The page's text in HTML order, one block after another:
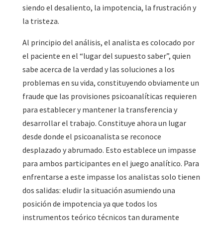
siendo el desaliento, la impotencia, la frustración y
la tristeza.
Al principio del análisis, el analista es colocado por
el paciente en el “lugar del supuesto saber”, quien
sabe acerca de la verdad y las soluciones a los
problemas en su vida, constituyendo obviamente un
fraude que las provisiones psicoanalíticas requieren
para establecer y mantener la transferencia y
desarrollar el trabajo. Constituye ahora un lugar
desde donde el psicoanalista se reconoce
desplazado y abrumado. Esto establece un impasse
para ambos participantes en el juego analítico. Para
enfrentarse a este impasse los analistas solo tienen
dos salidas: eludir la situación asumiendo una
posición de impotencia ya que todos los
instrumentos teórico técnicos tan duramente